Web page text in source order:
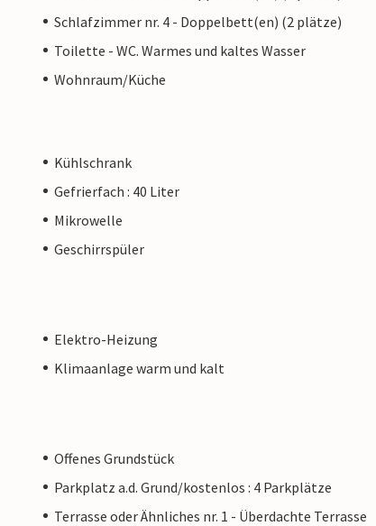
Schlafzimmer nr. 4 - Doppelbett(en) (2 plätze)
Toilette - WC. Warmes und kaltes Wasser
Wohnraum/Küche
Kühlschrank
Gefrierfach : 40 Liter
Mikrowelle
Geschirrspüler
Elektro-Heizung
Klimaanlage warm und kalt
Offenes Grundstück
Parkplatz a.d. Grund/kostenlos : 4 Parkplätze
Terrasse oder Ähnliches nr. 1 - Überdachte Terrasse